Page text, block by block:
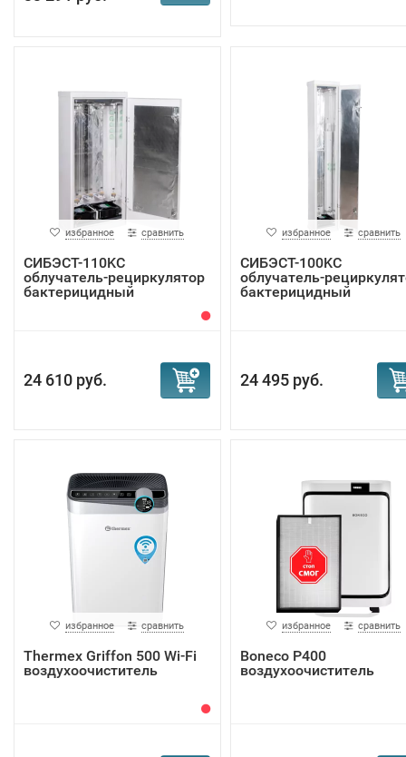
избранное сравнить
СИБЭСТ-110KC
облучатель-рециркулятор
бактерицидный
24 610 руб.
избранное сравнить
СИБЭСТ-100KC
облучатель-
бактерицидный
24 495 руб.
избранное сравнить
Thermex Griffon 500 Wi-Fi
воздухоочиститель
избранное сравнить
Boneco P400
воздухоочиститель